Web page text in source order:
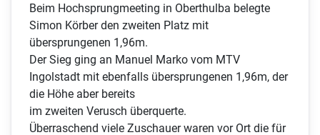
Beim Hochsprungmeeting in Oberthulba belegte
Simon Körber den zweiten Platz mit
übersprungenen 1,96m.
Der Sieg ging an Manuel Marko vom MTV
Ingolstadt mit ebenfalls übersprungenen 1,96m, der
die Höhe aber bereits
im zweiten Verusch überquerte.
Überraschend viele Zuschauer waren vor Ort die für